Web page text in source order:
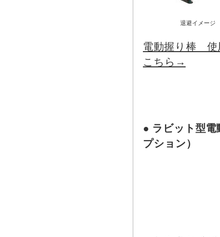
退避イメージ
電動握り棒 使
こちら→
● ラビット型電
プション）